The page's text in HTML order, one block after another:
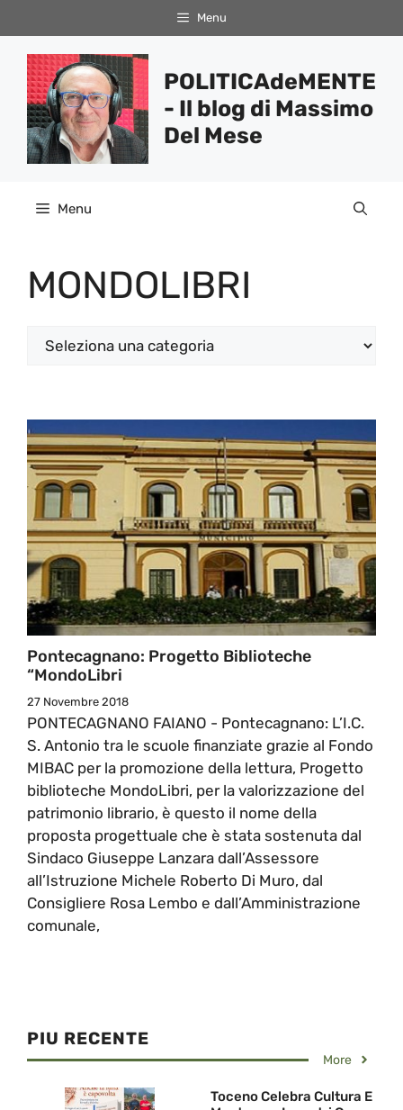
al
contenuto
Menu
POLITICAdeMENTE
- Il blog di Massimo
Del Mese
Menu
MONDOLIBRI
Categorie
Pontecagnano: Progetto Biblioteche
“MondoLibri
27 Novembre 2018
PONTECAGNANO FAIANO - Pontecagnano: L’I.C.
S. Antonio tra le scuole finanziate grazie al Fondo
MIBAC per la promozione della lettura, Progetto
biblioteche MondoLibri, per la valorizzazione del
patrimonio librario, è questo il nome della
proposta progettuale che è stata sostenuta dal
Sindaco Giuseppe Lanzara dall’Assessore
all’Istruzione Michele Roberto Di Muro, dal
Consigliere Rosa Lembo e dall’Amministrazione
comunale,
PIU RECENTE
More
Toceno Celebra Cultura E